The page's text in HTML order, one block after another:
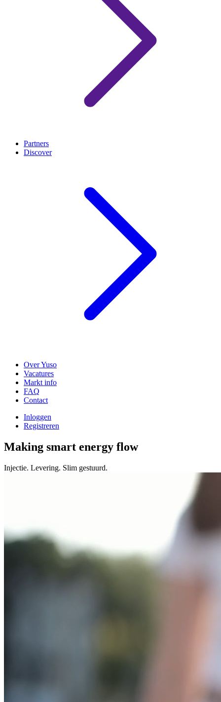
Partners
Discover
Over Yuso
Vacatures
Markt info
FAQ
Contact
Inloggen
Registreren
Making smart energy flow
Injectie. Levering. Slim gestuurd.